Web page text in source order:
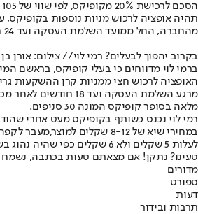
מהחברה, החל ממועד השלמת העסקה ועד 24 חודשים לאחר מכן.
בקרוב יהפוך לבעלים? רמי לוי// צילום: אורן
ברמי לוי מדווחים כי בעלי קופיקס, בראשם
האופציה לרכוש חצי ממניות קרן ההשקעות
מרגע השלמת העסקה ועד 18
מלאה בסופר קופיקס המונה 30 סניפים.
רמי לוי נכנס כשותף בקופיקס מעט אחרי ש
במחירי שיא של 8-12 שקלים למוצר,
מעבר לקפה
לעלות 5 שקלים ולא 6 שקלים כפי שהיה נהוג בשנה האחרונה.
טעינו? נתקן! אם מצאתם טעות בכתבה,
מדורים
ספורט
דעות
תרבות ובידור